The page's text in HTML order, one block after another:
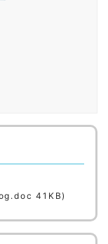
41KB)